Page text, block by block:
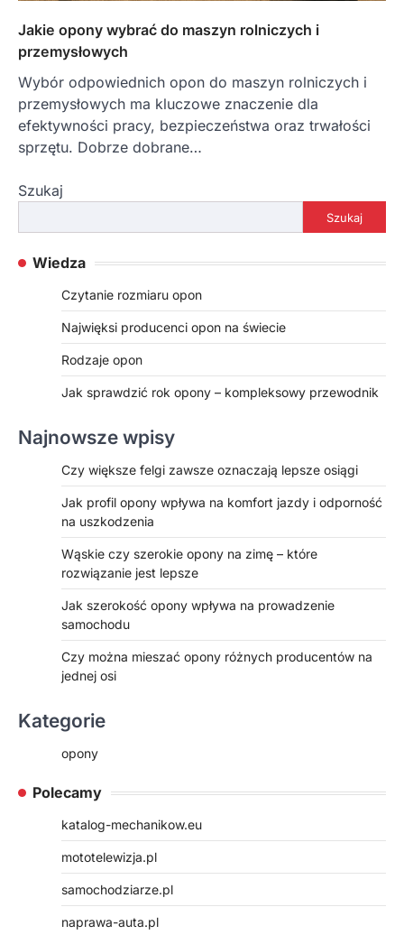
Jakie opony wybrać do maszyn rolniczych i
przemysłowych
Wybór odpowiednich opon do maszyn rolniczych i
przemysłowych ma kluczowe znaczenie dla
efektywności pracy, bezpieczeństwa oraz trwałości
sprzętu. Dobrze dobrane…
Szukaj
Szukaj
Wiedza
Czytanie rozmiaru opon
Najwięksi producenci opon na świecie
Rodzaje opon
Jak sprawdzić rok opony – kompleksowy przewodnik
Najnowsze wpisy
Czy większe felgi zawsze oznaczają lepsze osiągi
Jak profil opony wpływa na komfort jazdy i odporność
na uszkodzenia
Wąskie czy szerokie opony na zimę – które
rozwiązanie jest lepsze
Jak szerokość opony wpływa na prowadzenie
samochodu
Czy można mieszać opony różnych producentów na
jednej osi
Kategorie
opony
Polecamy
katalog-mechanikow.eu
mototelewizja.pl
samochodziarze.pl
naprawa-auta.pl